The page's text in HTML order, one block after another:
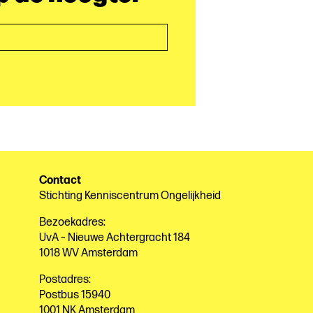
Contact
Stichting Kenniscentrum Ongelijkheid
Bezoekadres:
UvA – Nieuwe Achtergracht 184
1018 WV Amsterdam
Postadres:
Postbus 15940